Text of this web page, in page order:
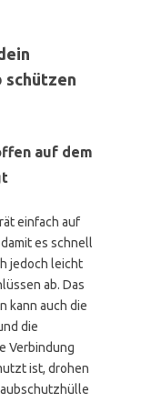
schützen
auf dem
einfach auf
es schnell
jedoch leicht
ab. Das
kann auch die
die
Verbindung
ist, drohen